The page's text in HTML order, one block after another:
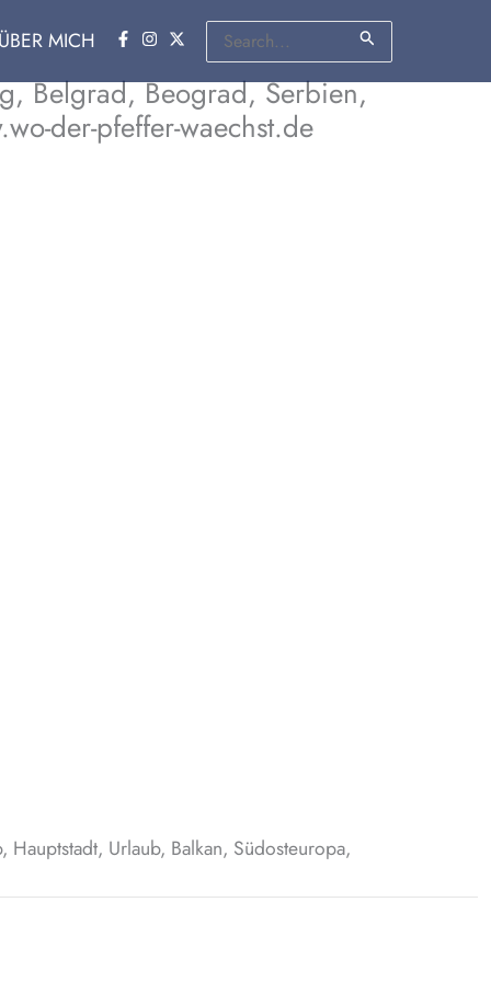
ÜBER MICH
Suchen
nach:
Belgrad, Beograd, Serbien,
der-pfeffer-waechst.de
Urlaub, Balkan, Südosteuropa,